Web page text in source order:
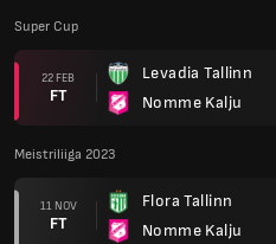
Super Cup
22 FEB
FT
Levadia Tallinn
Nomme Kalju
Meistriliiga 2023
11 NOV
FT
Flora Tallinn
Nomme Kalju